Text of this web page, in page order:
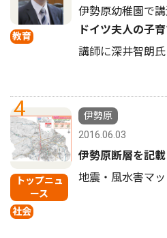
教育
伊勢原幼稚園で
ドイツ夫人の子
講師に深井智朗氏
4
トップニュ
ース
社会
伊勢原
2016.06.03
伊勢原断層を記載
地震・風水害マ